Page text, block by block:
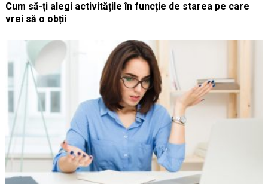
Cum să-ți alegi activitățile în funcție de starea pe care
vrei să o obții